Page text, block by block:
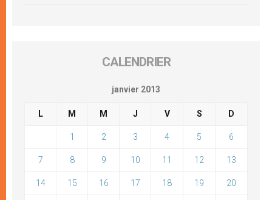
CALENDRIER
janvier 2013
L M M J V S D
1 2 3 4 5 6
7 8 9 10 11 12 13
14 15 16 17 18 19 20